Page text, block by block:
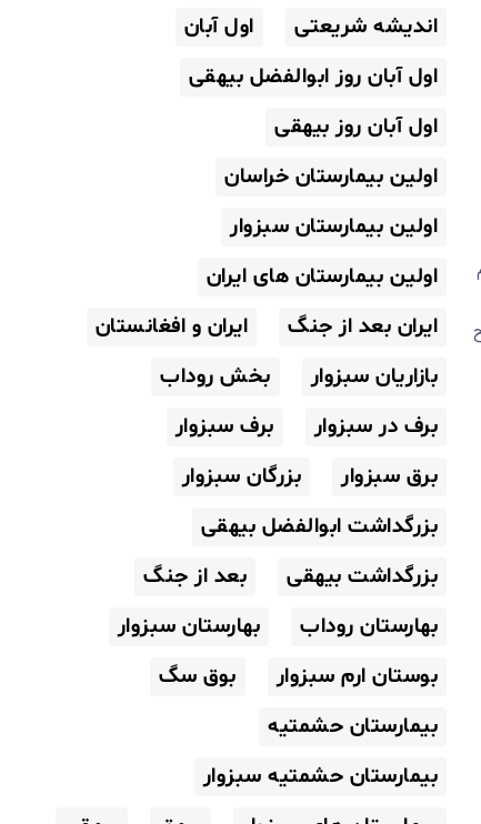
اندیشه شریعتی
اول آبان
اول آبان روز ابوالفضل بیهقی
اول آبان روز بیهقی
اولین بیمارستان خراسان
اولین بیمارستان سبزوار
اولین بیمارستان های ایران
ایران بعد از جنگ
ایران و افغانستان
بازاریان سبزوار
بخش روداب
برف در سبزوار
برف سبزوار
برق سبزوار
بزرگان سبزوار
بزرگداشت ابوالفضل بیهقی
بزرگداشت بیهقی
بعد از جنگ
بهارستان روداب
بهارستان سبزوار
بوستان ارم سبزوار
بوق سگ
بیمارستان حشمتیه
بیمارستان حشمتیه سبزوار